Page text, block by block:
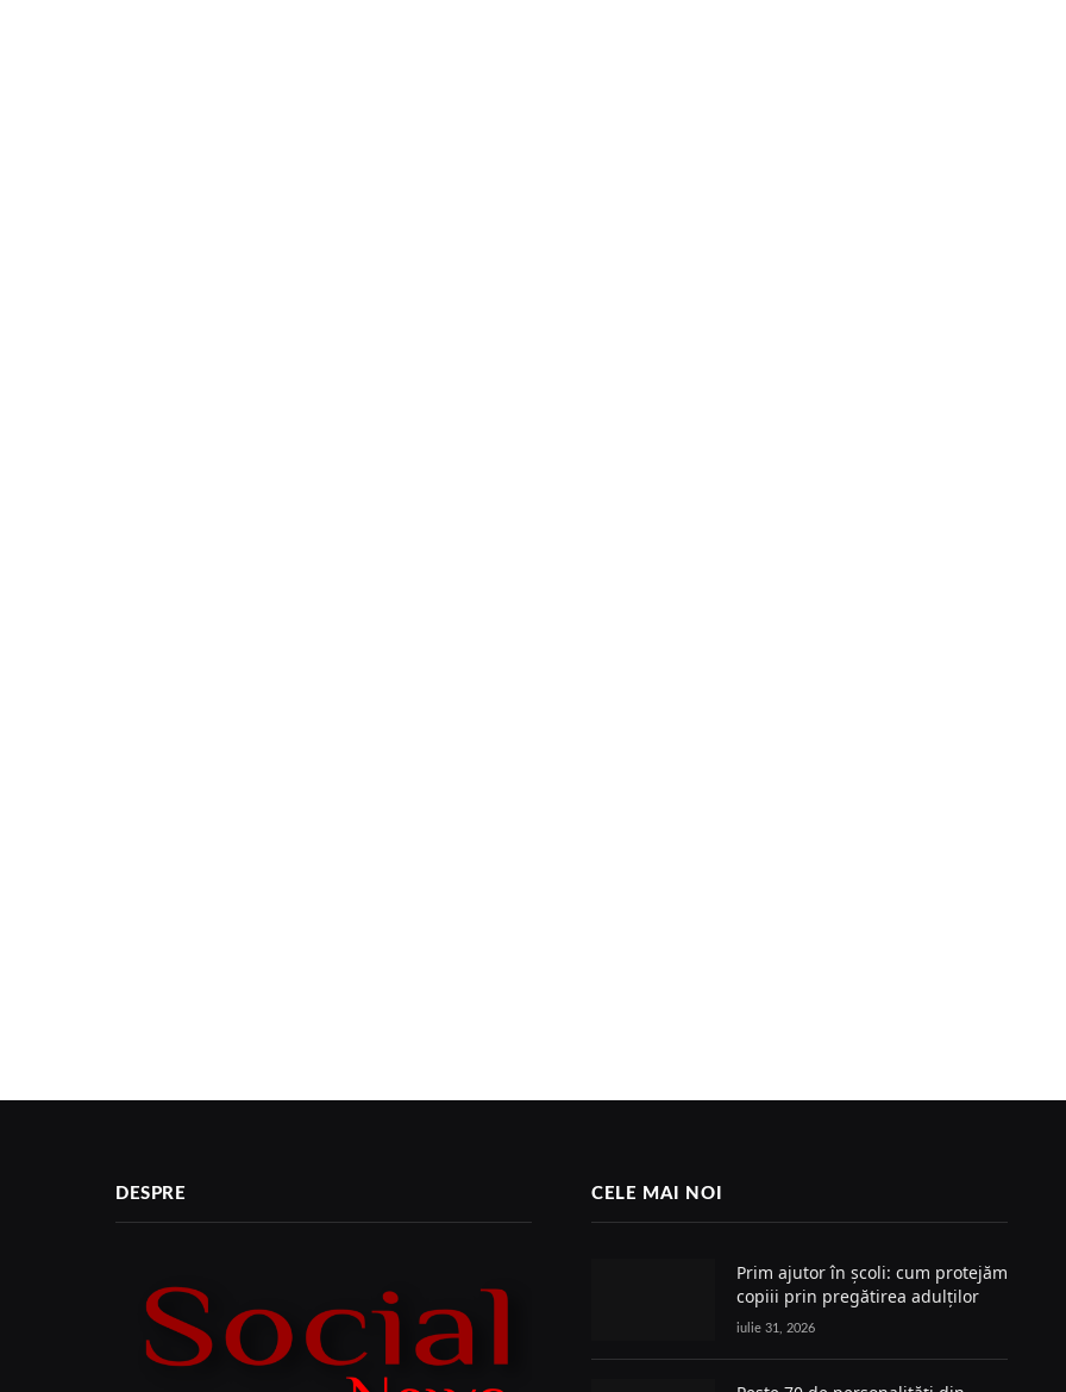
DESPRE CELE MAI NOI
Prim ajutor în școli: cum protejăm
copiii prin pregătirea adulților
iulie 31, 2026